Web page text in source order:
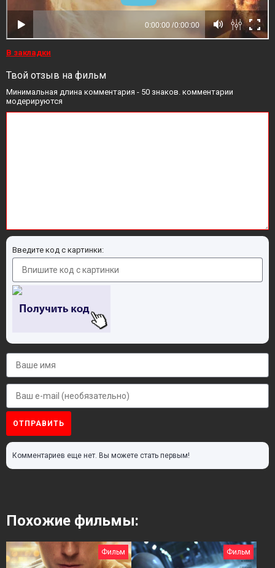
В закладки
Твой отзыв на фильм
Минимальная длина комментария - 50 знаков. комментарии
модерируются
Введите код с картинки:
ОТПРАВИТЬ
Комментариев еще нет. Вы можете стать первым!
Похожие фильмы:
Фильм Фильм